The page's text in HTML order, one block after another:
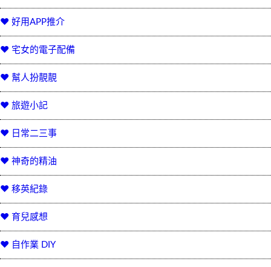
♥ 好用APP推介
♥ 宅女的電子配備
♥ 幫人扮靚靚
♥ 旅遊小記
♥ 日常二三事
♥ 神奇的精油
♥ 移英紀錄
♥ 育兒感想
♥ 自作業 DIY